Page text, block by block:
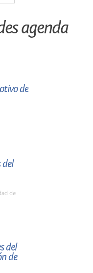
agenda
de
del
de
del
de